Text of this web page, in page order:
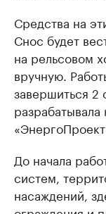
Средства на
Снос будет
на рельсовом
вручную.
завершиться 2
До начала
систем,
насаждений,